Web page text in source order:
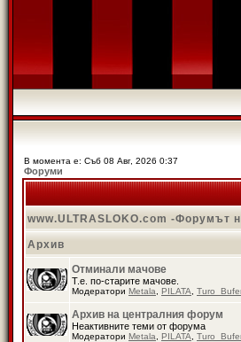
В момента е: Съб 08 Авг, 2026 0:37
Форуми
www.ULTRASLOKO.com -Форумът
Архив
Отминали мачове
Т.е. по-старите мачове.
Модератори Metala PILATA
Архив на централния форум
Неактивните теми от форума
Модератори Metala PILATA